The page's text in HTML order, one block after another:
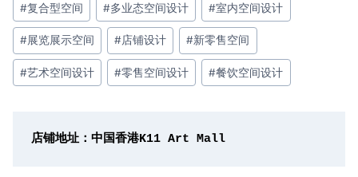
标
签：
#复合型空间 #多业态空间设计 #室内空间设计
#展览展示空间 #店铺设计 #新零售空间
#艺术空间设计 #零售空间设计 #餐饮空间设计
店铺地址：中国香港K11 Art Mall